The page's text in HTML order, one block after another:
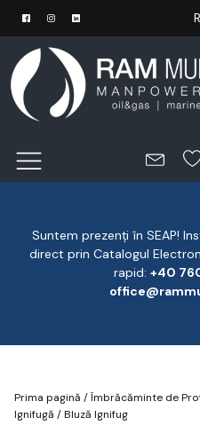
Suntem prezenți în SEAP!
direct prin Catalogul
rapid: ‪+40
Prima pagină /Îmbrăcăminte de
Ignifugă / Bluză Ignifug